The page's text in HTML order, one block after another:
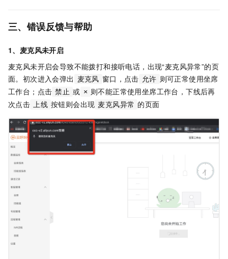
三、错误反馈与帮助
1、麦克风未开启
麦克风未开启会导致不能拨打和接听电话，出现“麦克风异常”的页
面。初次进入会弹出
麦克风 窗口，点击 允许 则可正常使用坐席
工作台；点击 禁止 或 × 则不能正常使用坐席工作台，下线后再
次点击
上线 按钮则会出现 麦克风异常 的页面